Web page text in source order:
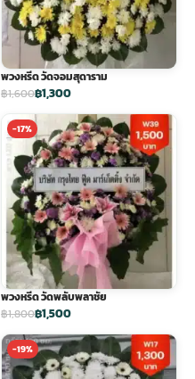
พวงหรีด วัดจอมสุดาราม
฿1,600฿1,300
-17%
พวงหรีด วัดพลับพลาชัย
฿1,800฿1,500
-19%